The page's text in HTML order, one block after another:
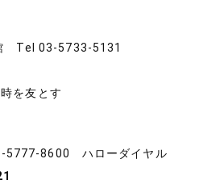
Tel 03-5733-5131
を友とす
5777-8600 ハローダイヤル